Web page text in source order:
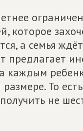
которое
а семья
предлагает
каждым
То
не